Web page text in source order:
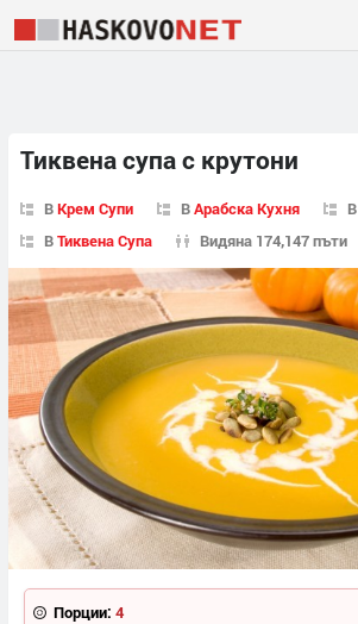
Тиквена супа с крутони
ВКрем Супи ВАрабска Кухня В
ВТиквена Супа Видяна 174,147 пъти
Порции: 4